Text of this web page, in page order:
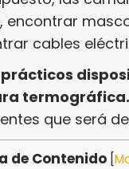
encontrar
cables
prácticos
termográfica.
que será
de Contenido [